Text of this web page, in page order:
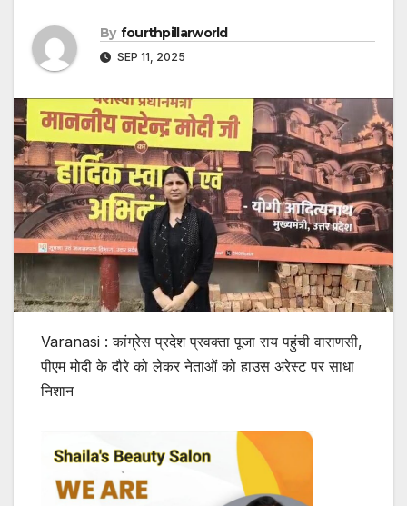
By fourthpillarworld
SEP 11, 2025
Varanasi : कांग्रेस प्रदेश प्रवक्ता पूजा राय पहुंची वाराणसी,
पीएम मोदी के दौरे को लेकर नेताओं को हाउस अरेस्ट पर साधा
निशान